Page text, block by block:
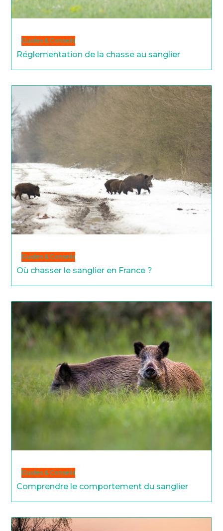
Guides & Conseils
Réglementation de la chasse au sanglier
Guides & Conseils
Où chasser le sanglier en France ?
Guides & Conseils
Comprendre le comportement du sanglier